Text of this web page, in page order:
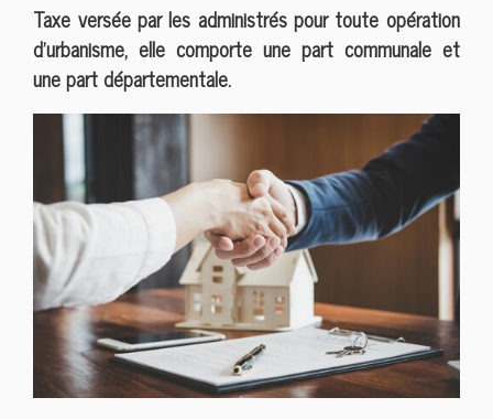
Taxe versée par les administrés pour toute opération
d’urbanisme, elle comporte une part communale et
une part départementale.